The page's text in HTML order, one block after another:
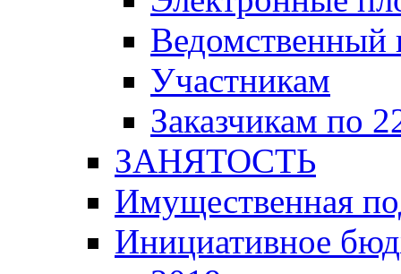
Ведомственный
Участникам
Заказчикам по
ЗАНЯТОСТЬ
Имущественная
Инициативное